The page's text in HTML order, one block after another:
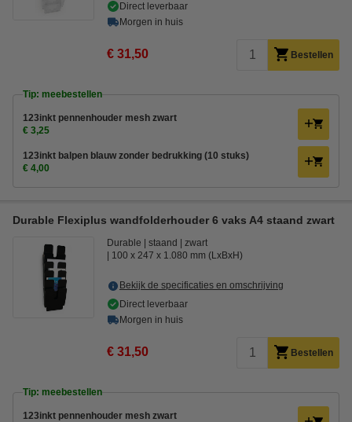
Direct leverbaar
Morgen in huis
€ 31,50 Bestellen
Tip: meebestellen
123inkt pennenhouder mesh zwart
€ 3,25
123inkt balpen blauw zonder bedrukking (10 stuks)
€ 4,00
Durable Flexiplus wandfolderhouder 6 vaks A4 staand zwart
Durable staand
zwart
100 x 247 x 1.080 mm (LxBxH)
Bekijk de specificaties en omschrijving
Direct leverbaar
Morgen in huis
€ 31,50 Bestellen
Tip: meebestellen
123inkt pennenhouder mesh zwart